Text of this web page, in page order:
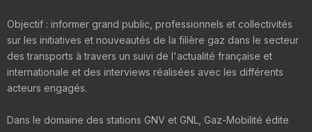
Objectif : informer grand public, professionnels et collectivités
sur les initiatives et nouveautés de la filière gaz dans le secteur
des transports à travers un suivi de l'actualité française et
internationale et des interviews réalisées avec les différents
acteurs engagés.
Dans le domaine des stations GNV et GNL, Gaz-Mobilité édite